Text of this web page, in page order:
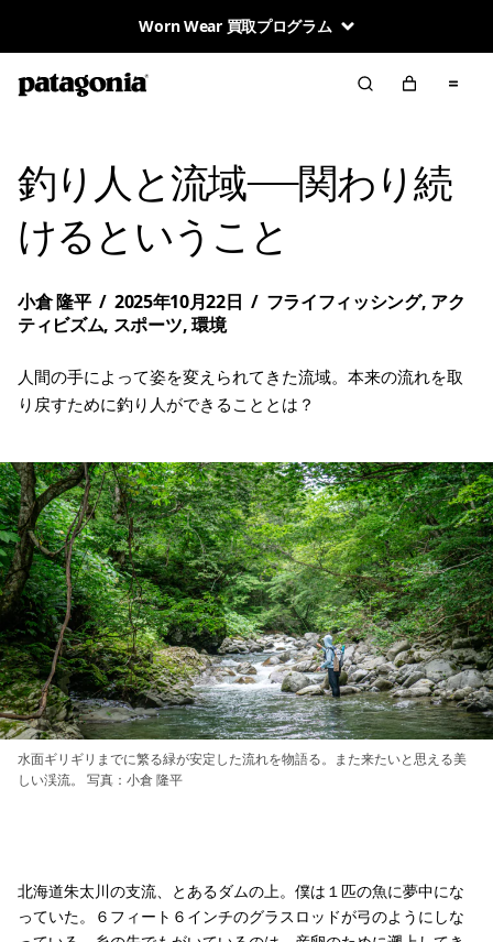
Worn Wear 買取プログラム
釣り人と流域―関わり続
けるということ
小倉 隆平 / 2025年10月22日 / フライフィッシング, アク
ティビズム, スポーツ,環境
人間の手によって姿を変えられてきた流域。本来の流れを取
り戻すために釣り人ができることとは？
水面ギリギリまでに繁る緑が安定した流れを物語る。また来たいと思える美
しい渓流。 写真：小倉 隆平
北海道朱太川の支流、とあるダムの上。僕は１匹の魚に夢中にな
っていた。６フィート６インチのグラスロッドが弓のようにしな